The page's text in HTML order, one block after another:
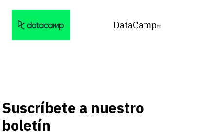
DataCamp
Suscríbete a nuestro
boletín